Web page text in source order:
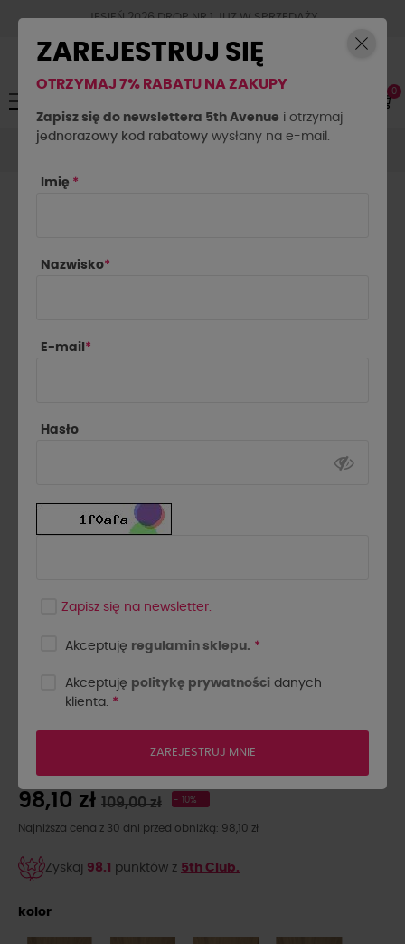
JESIEŃ 2026 DROP NR.1 JUZ W SPRZEDAŻY
Toggle
navigation
☰ 0
Akcesoria Biżuteria
Bransoletka Arizona By o la la..!
O LA LA..! LILIOWA
98,10 zł 109,00 zł - 10%
Najniższa cena z 30 dni przed obniżką: 98,10 zł
Zyskaj 98.1 punktów z 5th Club.
kolor
ZAREJESTRUJ SIĘ
OTRZYMAJ 7% RABATU NA ZAKUPY
Zapisz się do newslettera 5th Avenue i otrzymaj
jednorazowy kod rabatowy wysłany na e-mail.
Imię *
Nazwisko*
E-mail *
Hasło
Zapisz się na newsletter.
Akceptuję regulamin sklepu. *
Akceptuję politykę prywatności danych
klienta. *
ZAREJESTRUJ MNIE